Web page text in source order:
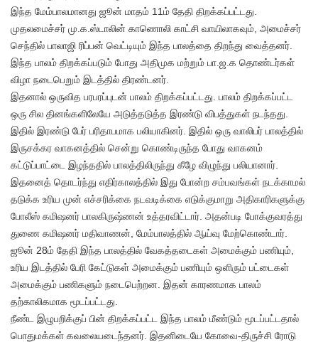
இந்த மேம்பாலமானது ஜூன் மாதம் 11ம் தேதி திறக்கப்பட்டது.
முதலமைச்சர் மு.க.ஸ்டாலின் காணொலி காட்சி வாயிலாகவும், அமைச்சர்
செந்தில் பாலாஜி ரிப்பன் வெட்டியும் இந்த பாலத்தை திறந்து வைத்தனர்.
இந்த பாலம் திறக்கப்படும் போது அதிமுக மற்றும் பா.ஜ.க தொண்டர்கள்
விழா நடைபெறும் இடத்தில் திரண்டனர்.
இதனால் ஒருவித பரபரப்புடன் பாலம் திறக்கப்பட்டது. பாலம் திறக்கப்பட்ட
ஒரு சில தினங்களிலேயே அடுத்தடுத்த இரண்டு விபத்துகள் நடந்தது.
இதில் இரண்டு பேர் பரிதாபமாக பலியாகினர். இதில் ஒரு வாலிபர் பாலத்தில்
இருசக்கர வாகனத்தில் சென்று கொண்டிருந்த போது வாகனம்
கட்டுப்பாட்டை இழந்ததில் பாலத்திலிருந்து கீழே விழுந்து பலியானார்.
இதனைத் தொடர்ந்து எதிர்காலத்தில் இது போன்ற சம்பவங்கள் நடக்காமல்
தடுக்க உரிய முன் எச்சரிக்கை நடவடிக்கை எடுக்குமாறு அதிகாரிகளுக்கு
போலீஸ் கமிஷனர் பாலகிருஷ்ணன் உத்தரவிட்டார். அதன்படி போக்குவரத்து
துணை கமிஷனர் மதிவாணன், மேம்பாலத்தில் ஆய்வு மேற்கொண்டார்.
ஜூன் 28ம் தேதி இந்த பாலத்தில் வேகத்தடைகள் அமைக்கும் பணியும்,
உரிய இடத்தில் பேரி கேட்டுகள் அமைக்கும் பணியும் ஒளிரும் பட்டைகள்
அமைக்கும் பணிகளும் நடைபெற்றன. இதன் காரணமாக பாலம்
தற்காலிகமாக மூடப்பட்டது.
நீண்ட இழுபறிக்குப் பின் திறக்கப்பட்ட இந்த பாலம் மீண்டும் மூடப்பட்டதால்
பொதுமக்கள் கவலையடைந்தனர். இதனிடையே கோவை-திருச்சி ரோடு